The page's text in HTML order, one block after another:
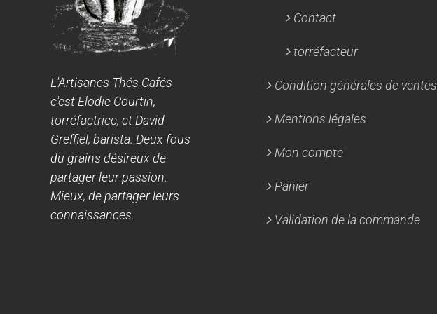
produit
L'Artisanes Thés Cafés
c'est Elodie Courtin,
torréfactrice, et David
Greffiel, barista. Deux fous
du grains désireux de
partager leur passion.
Mieux, de partager leurs
connaissances.
Contact
torréfacteur
Condition générales de ventes
Mentions légales
Mon compte
Panier
Validation de la commande